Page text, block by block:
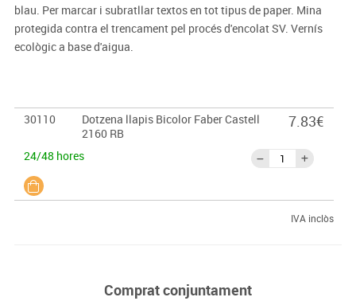
blau. Per marcar i subratllar textos en tot tipus de paper. Mina
protegida contra el trencament pel procés d'encolat SV. Vernís
ecològic a base d'aigua.
30110
Dotzena llapis Bicolor Faber Castell
2160 RB
24/48 hores
7.83€
IVA inclòs
Comprat conjuntament